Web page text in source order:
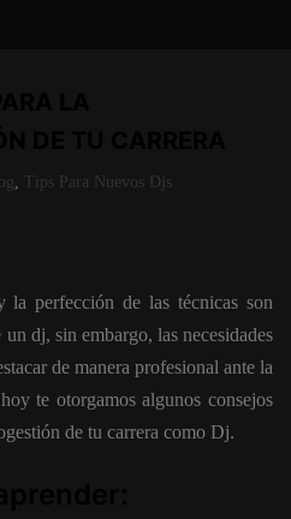
, Tips Para Nuevos Djs
perfección de las técnicas son
dj, sin embargo, las necesidades
de manera profesional ante la
te otorgamos algunos consejos
de tu carrera como Dj.